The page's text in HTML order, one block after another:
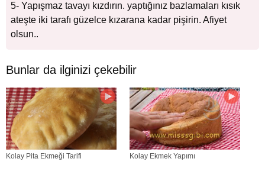
5- Yapışmaz tavayı kızdırın. yaptığınız bazlamaları kısık
ateşte iki tarafı güzelce kızarana kadar pişirin. Afiyet
olsun..
Bunlar da ilginizi çekebilir
Kolay Pita Ekmeği Tarifi Kolay Ekmek Yapımı